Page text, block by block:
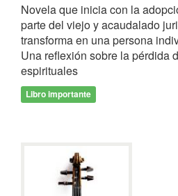
Novela que inicia con la
parte del viejo y acaudalado
transforma en una persona
Una reflexión sobre la pérdida
espirituales
Libro importante